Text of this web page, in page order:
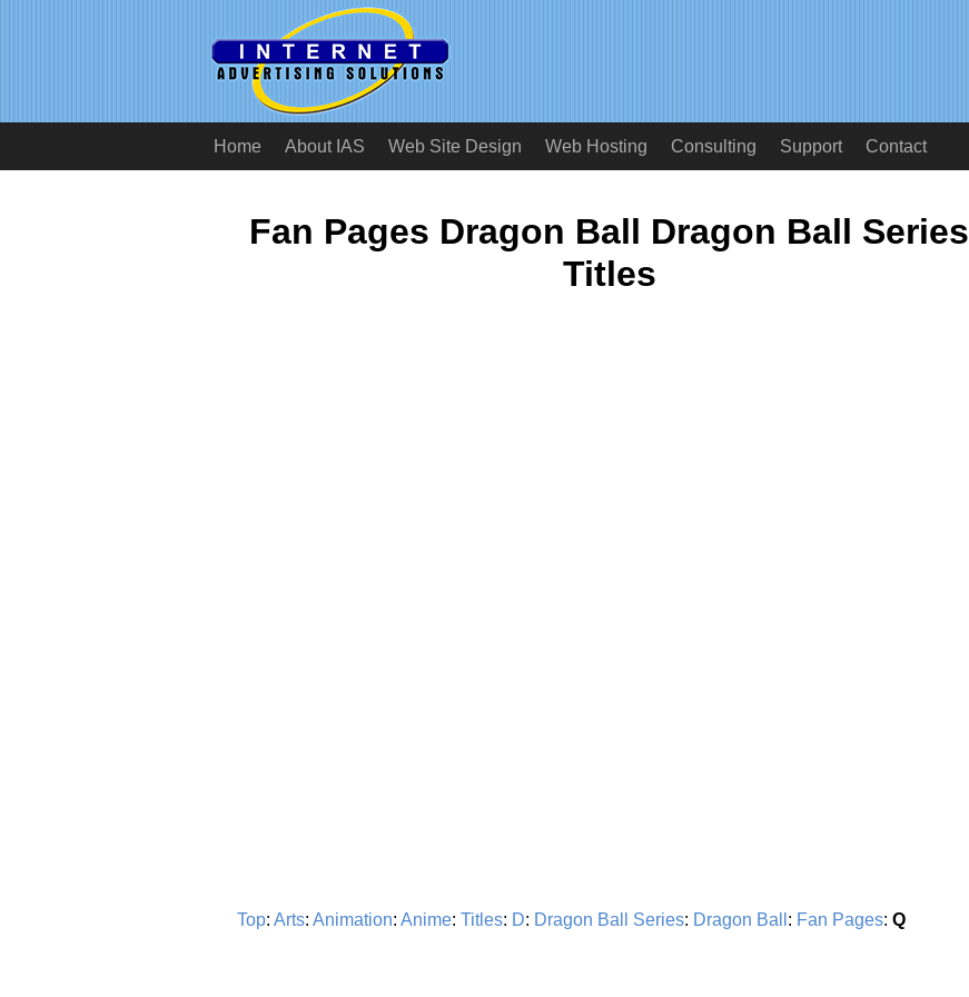
Home About IAS Web Site Design Web Hosting Consulting Support Contact
Fan Pages Dragon Ball Dragon Ball Series
Titles
Top: Arts: Animation: Anime: Titles: D: Dragon Ball Series: Dragon Ball : Fan Pages: Q